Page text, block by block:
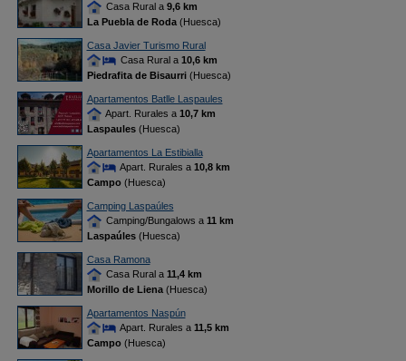
Casa Rural a 9,6 km
La Puebla de Roda(Huesca)
Casa Javier Turismo Rural
Casa Rural a 10,6 km
Piedrafita de Bisaurri(Huesca)
Apartamentos Batlle Laspaules
Apart. Rurales a 10,7 km
Laspaules(Huesca)
Apartamentos La Estibialla
Apart. Rurales a 10,8 km
Campo(Huesca)
Camping Laspaúles
Camping/Bungalows a 11 km
Laspaúles(Huesca)
Casa Ramona
Casa Rural a 11,4 km
Morillo de Liena(Huesca)
Apartamentos Naspún
Apart. Rurales a 11,5 km
Campo(Huesca)